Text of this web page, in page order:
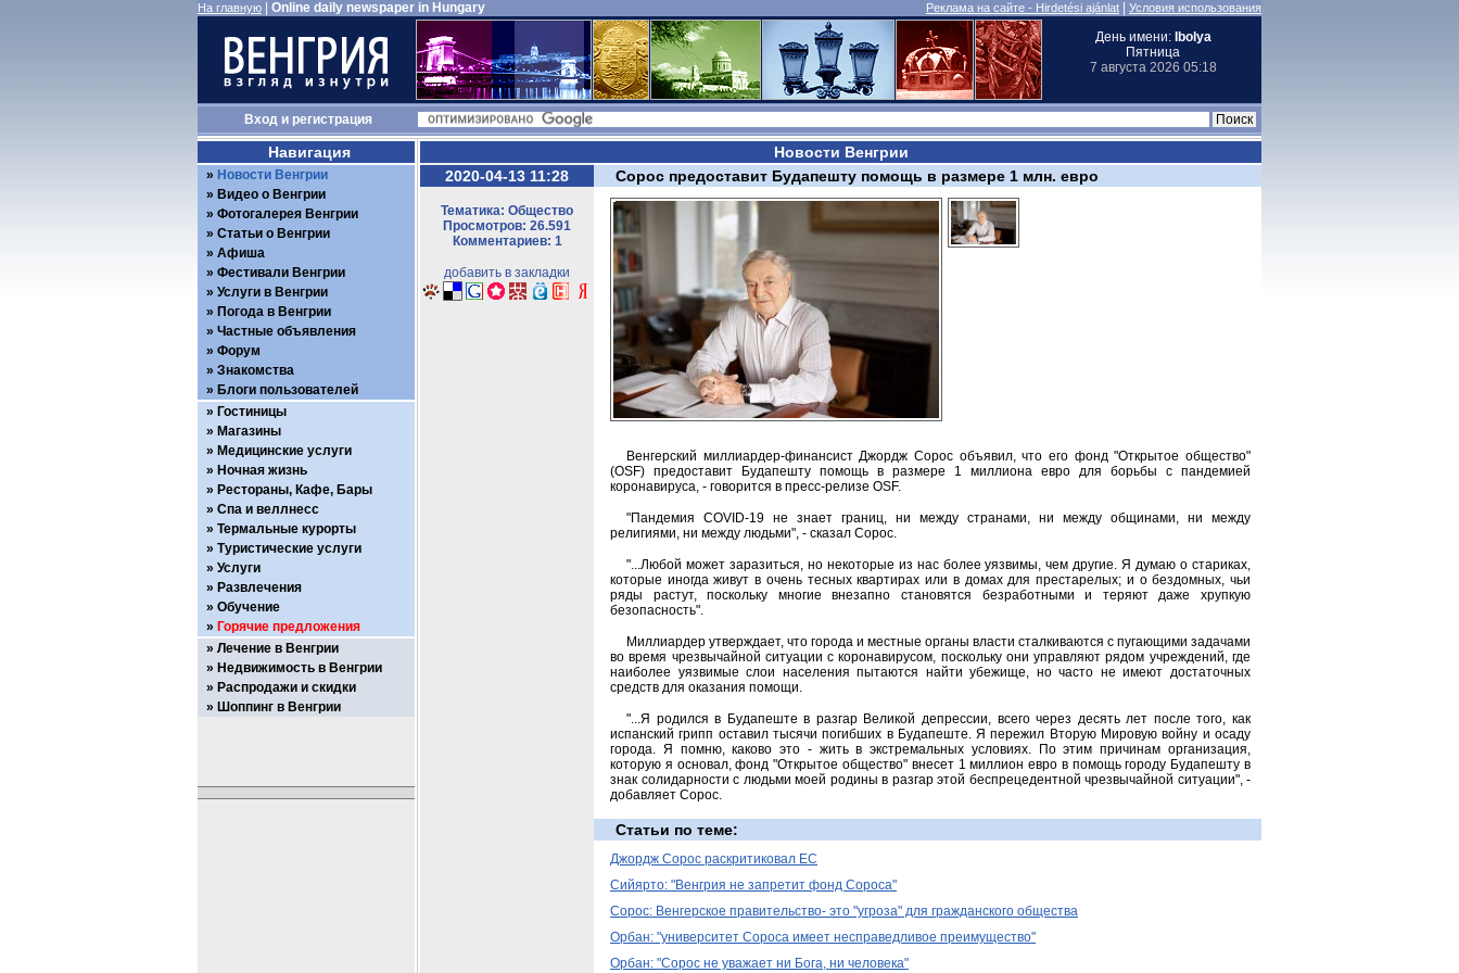
На главную Online daily newspaper in Hungary Реклама на сайте - Hirdetési ajánlat Условия использования
День имени: Ibolya
Пятница
7 августа 2026 05:18
Входи регистрация
Новости Венгрии
2020-04-13 11:28
Тематика: Общество
Просмотров: 26.591
Комментариев: 1
добавить в закладки
Сорос предоставит Будапешту помощь в размере 1 млн. евро
Венгерский миллиардер-финансист Джордж Сорос объявил, что его фонд "Открытое общество"
(OSF) предоставит Будапешту помощь в размере 1 миллиона евро для борьбы с пандемией
коронавируса, - говорится в пресс-релизе OSF.
"Пандемия COVID-19 не знает границ, ни между странами, ни между общинами, ни между
религиями, ни между людьми", - сказал Сорос.
"...Любой может заразиться, но некоторые из нас более уязвимы, чем другие. Я думаю о стариках,
которые иногда живут в очень тесных квартирах или в домах для престарелых; и о бездомных, чьи
ряды растут, поскольку многие внезапно становятся безработными и теряют даже хрупкую
безопасность".
Миллиардер утверждает, что города и местные органы власти сталкиваются с пугающими задачами
во время чрезвычайной ситуации с коронавирусом, поскольку они управляют рядом учреждений, где
наиболее уязвимые слои населения пытаются найти убежище, но часто не имеют достаточных
средств для оказания помощи.
"...Я родился в Будапеште в разгар Великой депрессии, всего через десять лет после того, как
испанский грипп оставил тысячи погибших в Будапеште. Я пережил Вторую Мировую войну и осаду
города. Я помню, каково это - жить в экстремальных условиях. По этим причинам организация,
которую я основал, фонд "Открытое общество" внесет 1 миллион евро в помощь городу Будапешту в
знак солидарности с людьми моей родины в разгар этой беспрецедентной чрезвычайной ситуации", -
добавляет Сорос.
Статьи по теме:
Джордж Сорос раскритиковал ЕС
Сийярто: "Венгрия не запретит фонд Сороса"
Сорос: Венгерское правительство- это "угроза" для гражданского общества
Орбан: "университет Сороса имеет несправедливое преимущество"
Орбан: "Сорос не уважает ни Бога, ни человека"
Навигация
Новости Венгрии
Видео о Венгрии
Фотогалерея Венгрии
Статьи о Венгрии
Афиша
Фестивали Венгрии
Услуги в Венгрии
Погода в Венгрии
Частные объявления
Форум
Знакомства
Блоги пользователей
Гостиницы
Магазины
Медицинские услуги
Ночная жизнь
Рестораны, Кафе, Бары
Спа и веллнесс
Термальные курорты
Туристические услуги
Услуги
Развлечения
Обучение
Горячие предложения
Лечение в Венгрии
Недвижимость в Венгрии
Распродажи и скидки
Шоппинг в Венгрии